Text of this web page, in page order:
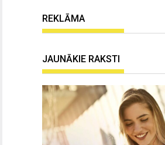
REKLĀMA
JAUNĀKIE RAKSTI